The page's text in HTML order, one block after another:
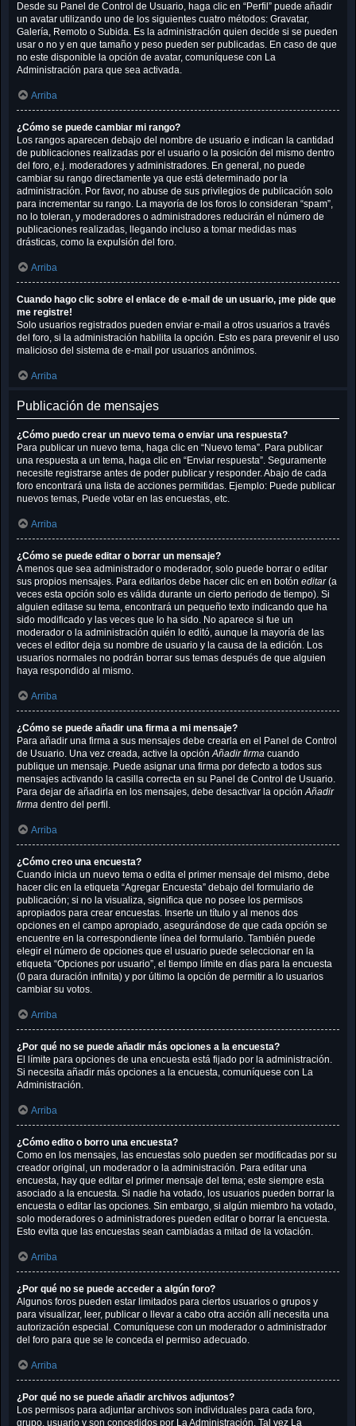
Desde su Panel de Control de Usuario, haga clic en “Perfil” puede añadir
un avatar utilizando uno de los siguientes cuatro métodos: Gravatar,
Galería, Remoto o Subida. Es la administración quien decide si se pueden
usar o no y en que tamaño y peso pueden ser publicadas. En caso de que
no este disponible la opción de avatar, comuníquese con La
Administración para que sea activada.
Arriba
¿Cómo se puede cambiar mi rango?
Los rangos aparecen debajo del nombre de usuario e indican la cantidad
de publicaciones realizadas por el usuario o la posición del mismo dentro
del foro, e.j. moderadores y administradores. En general, no puede
cambiar su rango directamente ya que está determinado por la
administración. Por favor, no abuse de sus privilegios de publicación solo
para incrementar su rango. La mayoría de los foros lo consideran “spam”,
no lo toleran, y moderadores o administradores reducirán el número de
publicaciones realizadas, llegando incluso a tomar medidas mas
drásticas, como la expulsión del foro.
Arriba
Cuando hago clic sobre el enlace de e-mail de un usuario, ¡me pide que
me registre!
Solo usuarios registrados pueden enviar e-mail a otros usuarios a través
del foro, si la administración habilita la opción. Esto es para prevenir el uso
malicioso del sistema de e-mail por usuarios anónimos.
Arriba
Publicación de mensajes
¿Cómo puedo crear un nuevo tema o enviar una respuesta?
Para publicar un nuevo tema, haga clic en “Nuevo tema”. Para publicar
una respuesta a un tema, haga clic en “Enviar respuesta”. Seguramente
necesite registrarse antes de poder publicar y responder. Abajo de cada
foro encontrará una lista de acciones permitidas. Ejemplo: Puede publicar
nuevos temas, Puede votar en las encuestas, etc.
Arriba
¿Cómo se puede editar o borrar un mensaje?
A menos que sea administrador o moderador, solo puede borrar o editar
sus propios mensajes. Para editarlos debe hacer clic en en botón editar(a
veces esta opción solo es válida durante un cierto periodo de tiempo). Si
alguien editase su tema, encontrará un pequeño texto indicando que ha
sido modificado y las veces que lo ha sido. No aparece si fue un
moderador o la administración quién lo editó, aunque la mayoría de las
veces el editor deja su nombre de usuario y la causa de la edición. Los
usuarios normales no podrán borrar sus temas después de que alguien
haya respondido al mismo.
Arriba
¿Cómo se puede añadir una firma a mi mensaje?
Para añadir una firma a sus mensajes debe crearla en el Panel de Control
de Usuario. Una vez creada, active la opciónAñadir firma cuando
publique un mensaje. Puede asignar una firma por defecto a todos sus
mensajes activando la casilla correcta en su Panel de Control de Usuario.
Para dejar de añadirla en los mensajes, debe desactivar la opciónAñadir
firma dentro del perfil.
Arriba
¿Cómo creo una encuesta?
Cuando inicia un nuevo tema o edita el primer mensaje del mismo, debe
hacer clic en la etiqueta “Agregar Encuesta” debajo del formulario de
publicación; si no la visualiza, significa que no posee los permisos
apropiados para crear encuestas. Inserte un título y al menos dos
opciones en el campo apropiado, asegurándose de que cada opción se
encuentre en la correspondiente línea del formulario. También puede
elegir el número de opciones que el usuario puede seleccionar en la
etiqueta “Opciones por usuario”, el tiempo límite en días para la encuesta
(0 para duración infinita) y por último la opción de permitir a lo usuarios
cambiar su votos.
Arriba
¿Por qué no se puede añadir más opciones a la encuesta?
El límite para opciones de una encuesta está fijado por la administración.
Si necesita añadir más opciones a la encuesta, comuníquese con La
Administración.
Arriba
¿Cómo edito o borro una encuesta?
Como en los mensajes, las encuestas solo pueden ser modificadas por su
creador original, un moderador o la administración. Para editar una
encuesta, hay que editar el primer mensaje del tema; este siempre esta
asociado a la encuesta. Si nadie ha votado, los usuarios pueden borrar la
encuesta o editar las opciones. Sin embargo, si algún miembro ha votado,
solo moderadores o administradores pueden editar o borrar la encuesta.
Esto evita que las encuestas sean cambiadas a mitad de la votación.
Arriba
¿Por qué no se puede acceder a algún foro?
Algunos foros pueden estar limitados para ciertos usuarios o grupos y
para visualizar, leer, publicar o llevar a cabo otra acción allí necesita una
autorización especial. Comuníquese con un moderador o administrador
del foro para que se le conceda el permiso adecuado.
Arriba
¿Por qué no se puede añadir archivos adjuntos?
Los permisos para adjuntar archivos son individuales para cada foro,
grupo, usuario y son concedidos por La Administración. Tal vez La